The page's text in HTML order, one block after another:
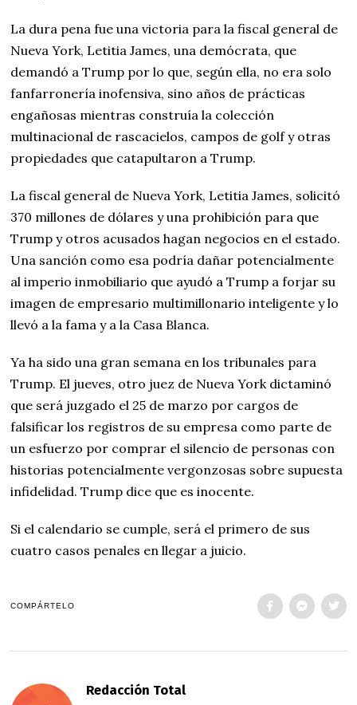
La dura pena fue una victoria para la fiscal general de
Nueva York, Letitia James, una demócrata, que
demandó a Trump por lo que, según ella, no era solo
fanfarronería inofensiva, sino años de prácticas
engañosas mientras construía la colección
multinacional de rascacielos, campos de golf y otras
propiedades que catapultaron a Trump.
La fiscal general de Nueva York, Letitia James, solicitó
370 millones de dólares y una prohibición para que
Trump y otros acusados hagan negocios en el estado.
Una sanción como esa podría dañar potencialmente
al imperio inmobiliario que ayudó a Trump a forjar su
imagen de empresario multimillonario inteligente y lo
llevó a la fama y a la Casa Blanca.
Ya ha sido una gran semana en los tribunales para
Trump. El jueves, otro juez de Nueva York dictaminó
que será juzgado el 25 de marzo por cargos de
falsificar los registros de su empresa como parte de
un esfuerzo por comprar el silencio de personas con
historias potencialmente vergonzosas sobre supuesta
infidelidad. Trump dice que es inocente.
Si el calendario se cumple, será el primero de sus
cuatro casos penales en llegar a juicio.
COMPÁRTELO
Redacción Total